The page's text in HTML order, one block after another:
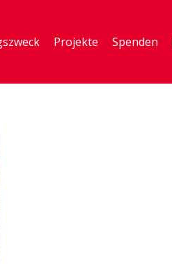
Projekte Spenden